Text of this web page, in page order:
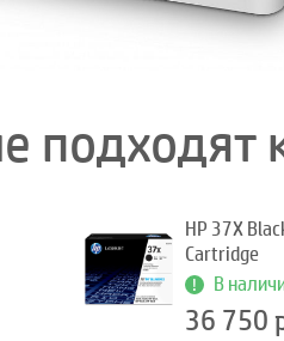
HP 37X
Cartridge
В
36 750